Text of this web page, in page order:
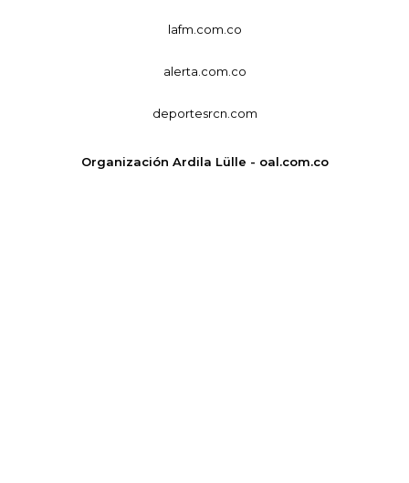
lafm.com.co
alerta.com.co
deportesrcn.com
Organización Ardila Lülle - oal.com.co